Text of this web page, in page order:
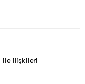
ile ilişkileri